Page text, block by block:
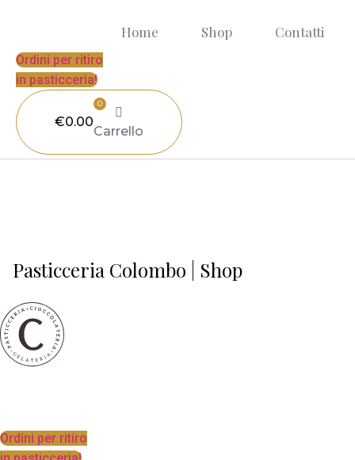
Home Shop Contatti
Ordini per ritiro
in pasticceria!
€0.00
0
Carrello
Pasticceria Colombo | Shop
Ordini per ritiro